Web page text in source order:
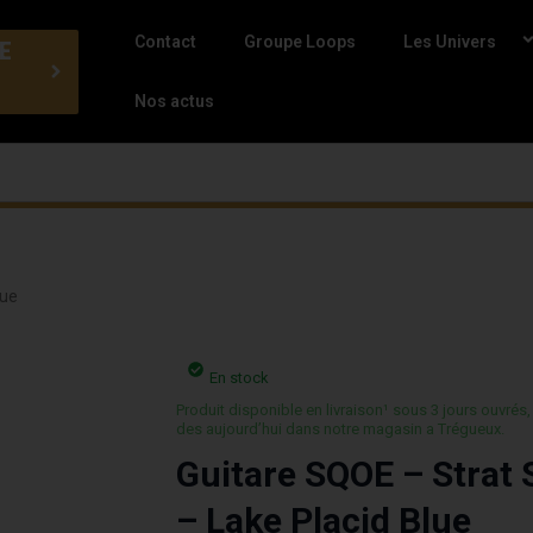
Contact Groupe Loops Les Univers
Nos actus
En stock
Produit disponible en livraison¹ sous 3 jours
des aujourd’hui dans notre magasin a Trégueux.
Guitare SQOE – Strat
– Lake Placid Blue